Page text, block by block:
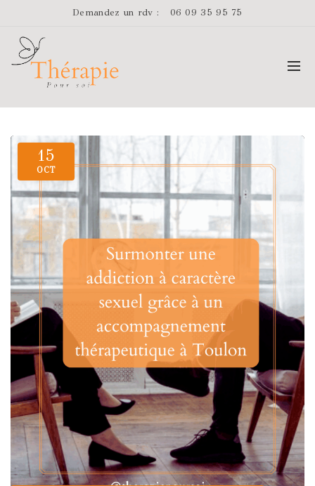
Demandez un rdv : 06 09 35 95 75
15
OCT